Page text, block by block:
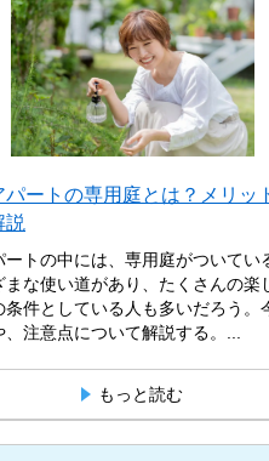
ートの専用庭とは？メリッ
説
トの中には、専用庭がついてい
な使い道があり、たくさんの楽
条件としている人も多いだろう。
注意点について解説する。...
もっと読む